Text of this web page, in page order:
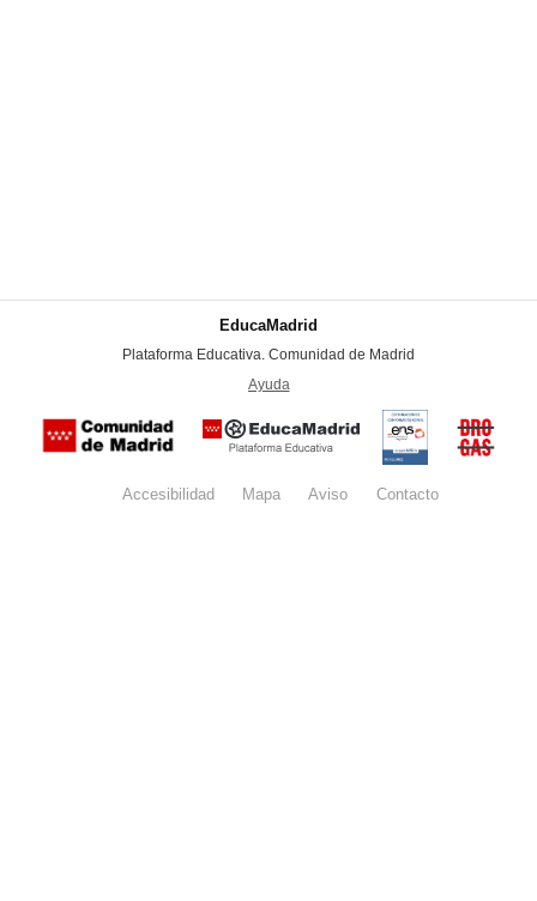
EducaMadrid
Plataforma Educativa. Comunidad de Madrid
Ayuda
Certificación
conformidad
con el
Nacional de
Seguridad
del
Accesibilidad Mapa Aviso legalContacto